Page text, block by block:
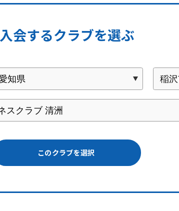
入会するクラブを選ぶ
このクラブを選択